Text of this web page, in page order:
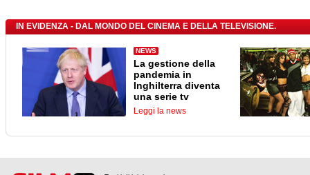
IN EVIDENZA - DAL MONDO DEL CINEMA E DELLA TELEVISIONE.
NEWS
La gestione della
pandemia in
Inghilterra diventa
una serie tv
Leggi la news